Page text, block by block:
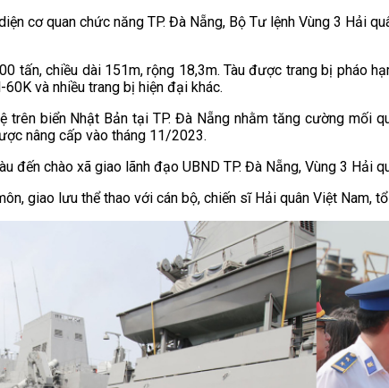
cơ quan chức năng TP. Đà Nẵng, Bộ Tư lệnh Vùng 3 Hải
tấn, chiều dài 151m, rộng 18,3m. Tàu được trang bị pháo
và nhiều trang bị hiện đại khác.
trên biển Nhật Bản tại TP. Đà Nẵng nhằm tăng cường mối
nâng cấp vào tháng 11/2023.
đến chào xã giao lãnh đạo UBND TP. Đà Nẵng, Vùng 3 Hải
giao lưu thể thao với cán bộ, chiến sĩ Hải quân Việt Nam,